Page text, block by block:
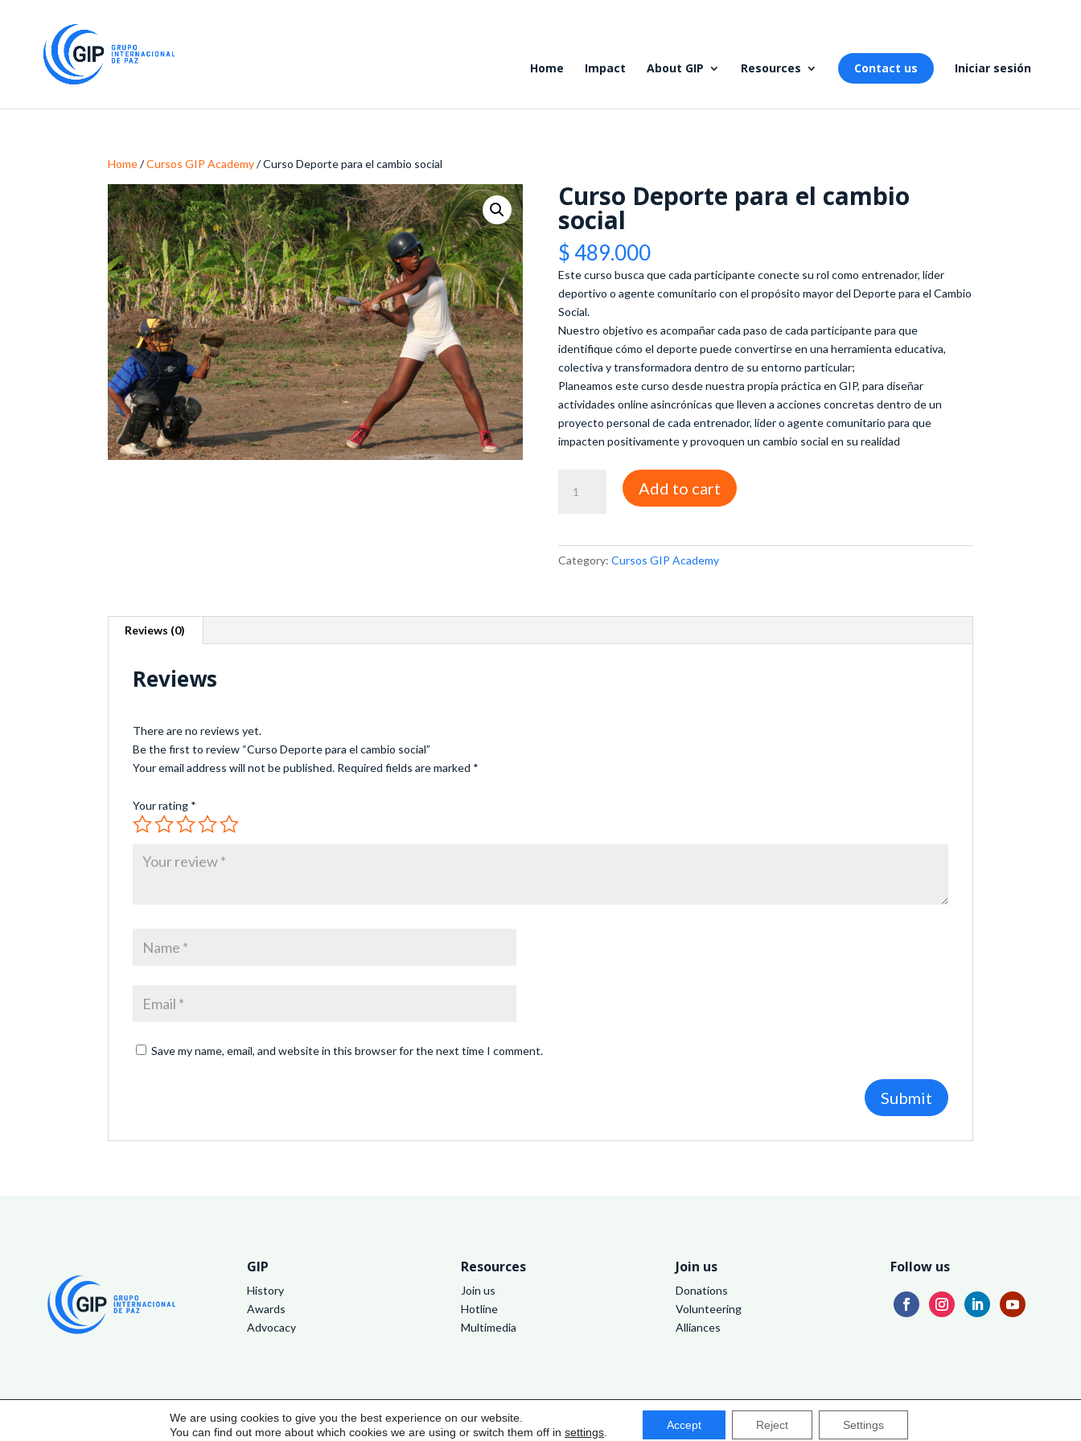
Home Impact About GIP Resources Contact us Iniciar sesión
Home/Cursos GIP Academy/ Curso Deporte para el cambio social
Curso Deporte para el cambio
social
$489.000
Este curso busca que cada participante conecte su rol como entrenador, líder
deportivo o agente comunitario con el propósito mayor del Deporte para el Cambio
Social.
Nuestro objetivo es acompañar cada paso de cada participante para que
identifique cómo el deporte puede convertirse en una herramienta educativa,
colectiva y transformadora dentro de su entorno particular;
Planeamos este curso desde nuestra propia práctica en GIP, para diseñar
actividades online asincrónicas que lleven a acciones concretas dentro de un
proyecto personal de cada entrenador, líder o agente comunitario para que
impacten positivamente y provoquen un cambio social en su realidad
Deporte
social
Add to cart
Category: Cursos GIP Academy
Reviews (0)
Reviews
There are no reviews yet.
Be the first to review “Curso Deporte para el cambio social”
Your email address will not be published. Required fields are marked *
Your rating *
Save my name, email, and website in this browser for the next time I comment.
GIP
History
Awards
Advocacy
Resources
Join us
Hotline
Multimedia
Join us
Donations
Volunteering
Alliances
Follow us
© 2024 GIP. All rights reserved Privacy Policy|Legal Notice|Terms and Conditions
We are using cookies to give you the best experience on our website.
You can find out more about which cookies we are using or switch them off in settings.
Accept Reject Settings